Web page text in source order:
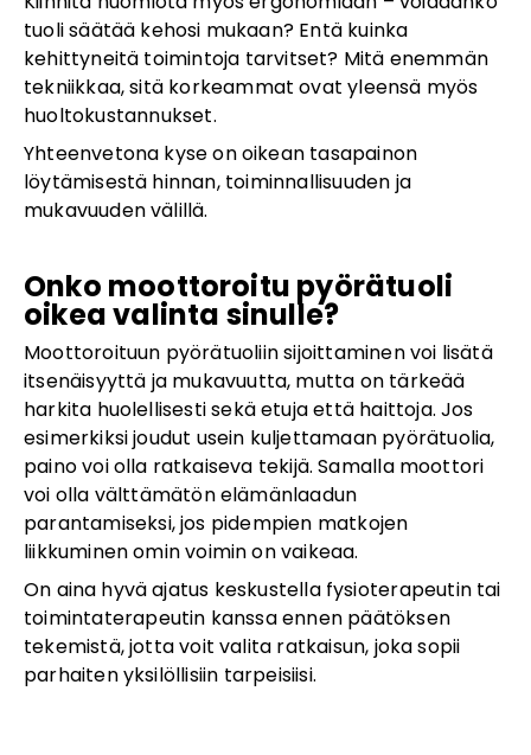
tuoli säätää kehosi mukaan? Entä kuinka
kehittyneitä toimintoja tarvitset? Mitä enemmän
tekniikkaa, sitä korkeammat ovat yleensä myös
huoltokustannukset.
Yhteenvetona kyse on oikean tasapainon
löytämisestä hinnan, toiminnallisuuden ja
mukavuuden välillä.
Onko moottoroitu pyörätuoli
oikea valinta sinulle?
Moottoroituun pyörätuoliin sijoittaminen voi lisätä
itsenäisyyttä ja mukavuutta, mutta on tärkeää
harkita huolellisesti sekä etuja että haittoja. Jos
esimerkiksi joudut usein kuljettamaan pyörätuolia,
paino voi olla ratkaiseva tekijä. Samalla moottori
voi olla välttämätön elämänlaadun
parantamiseksi, jos pidempien matkojen
liikkuminen omin voimin on vaikeaa.
On aina hyvä ajatus keskustella fysioterapeutin tai
toimintaterapeutin kanssa ennen päätöksen
tekemistä, jotta voit valita ratkaisun, joka sopii
parhaiten yksilöllisiin tarpeisiisi.